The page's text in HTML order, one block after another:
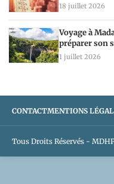
18 juillet 2026
Voyage à
préparer son
1 juillet 2026
CONTACTMENTIONS
Tous Droits Réservés -